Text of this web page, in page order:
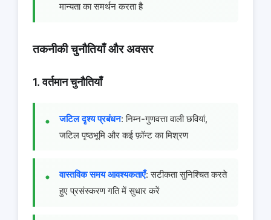
मान्यता का समर्थन करता है
तकनीकी चुनौतियाँ और अवसर
1. वर्तमान चुनौतियाँ
जटिल दृश्य प्रबंधन: निम्न-गुणवत्ता वाली छवियां,
जटिल पृष्ठभूमि और कई फ़ॉन्ट का मिश्रण
वास्तविक समय आवश्यकताएँ: सटीकता सुनिश्चित करते
हुए प्रसंस्करण गति में सुधार करें